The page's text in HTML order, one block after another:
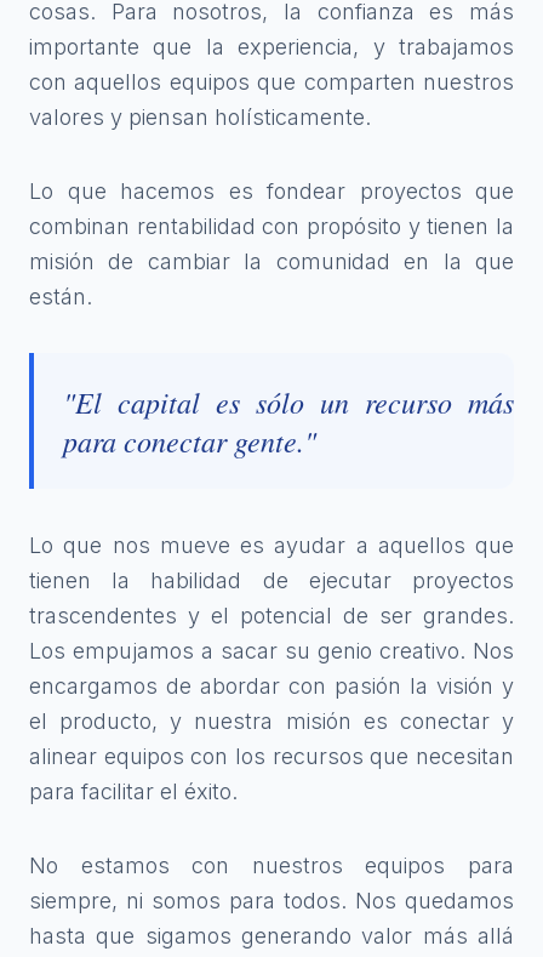
cosas. Para nosotros, la confianza es más
importante que la experiencia, y trabajamos
con aquellos equipos que comparten nuestros
valores y piensan holísticamente.
Lo que hacemos es fondear proyectos que
combinan rentabilidad con propósito y tienen la
misión de cambiar la comunidad en la que
están.
"El capital es sólo un recurso más
para conectar gente."
Lo que nos mueve es ayudar a aquellos que
tienen la habilidad de ejecutar proyectos
trascendentes y el potencial de ser grandes.
Los empujamos a sacar su genio creativo. Nos
encargamos de abordar con pasión la visión y
el producto, y nuestra misión es conectar y
alinear equipos con los recursos que necesitan
para facilitar el éxito.
No estamos con nuestros equipos para
siempre, ni somos para todos. Nos quedamos
hasta que sigamos generando valor más allá